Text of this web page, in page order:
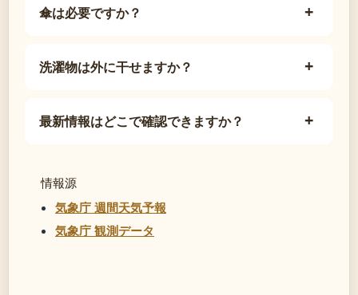
傘は必要ですか？
洗濯物は外に干せますか？
最新情報はどこで確認できますか？
情報源
気象庁 週間天気予報
気象庁 観測データ